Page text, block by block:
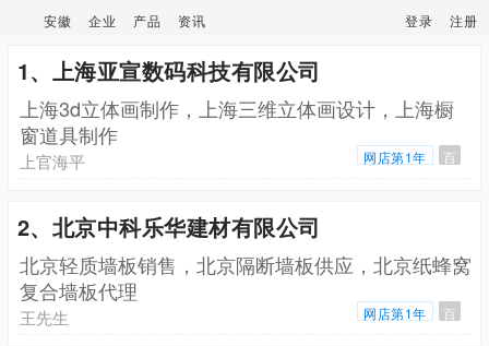
安徽 企业 产品 资讯 登录 注册
1、上海亚宣数码科技有限公司
上海3d立体画制作，上海三维立体画设计，上海橱
窗道具制作
上官海平 网店第1年 百
2、北京中科乐华建材有限公司
北京轻质墙板销售，北京隔断墙板供应，北京纸蜂窝
复合墙板代理
王先生 网店第1年 百